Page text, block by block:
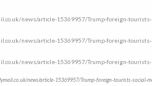
news/article-15369957/Trump-foreign-tourists-social-